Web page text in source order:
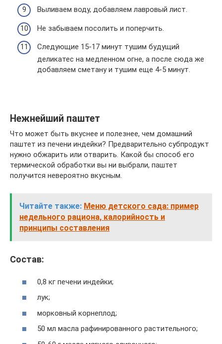
Выливаем воду, добавляем лавровый лист.
Не забываем посолить и поперчить.
Следующие 15-17 минут тушим будущий
деликатес на медленном огне, а после сюда же
добавляем сметану и тушим еще 4-5 минут.
Нежнейший паштет
Что может быть вкуснее и полезнее, чем домашний
паштет из печени индейки? Предварительно субпродукт
нужно обжарить или отварить. Какой бы способ его
термической обработки вы ни выбрали, паштет
получится невероятно вкусным.
Читайте также: Меню детского сада: пример
недельного рациона, калорийность и
принципы составления
Состав:
0,8 кг печени индейки;
лук;
морковный корнеплод;
50 мл масла рафинированного растительного;